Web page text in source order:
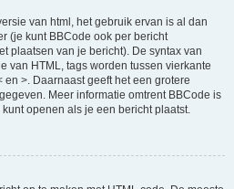
van html, het gebruik ervan is al dan
(je kunt BBCode ook per bericht
plaatsen van je bericht). De syntax van
van HTML, tags worden tussen vierkante
en >. Daarnaast geeft het een grotere
Meer informatie omtrent BBCode is
openen als je een bericht plaatst.